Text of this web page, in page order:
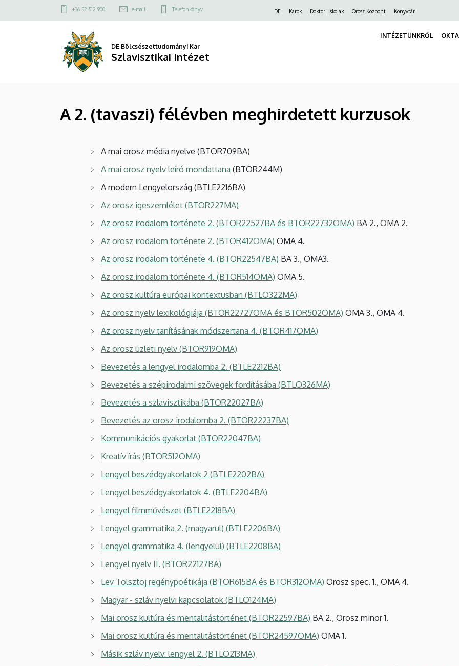
(tavaszi)
félévben
kurzusok
Szlavisztikai
a
Felső
menü
+36 52 512 900 e-mail Telefonkönyv
Felső
DE Karok Doktori iskolák Orosz Központ Könyvtár
DE Bölcsészettudományi Kar
Szlavisztikai Intézet
INTÉZETÜNKRŐL
A 2. (tavaszi) félévben meghirdetett kurzusok
A mai orosz média nyelve (BTOR709BA)
A mai orosz nyelv leíró mondattana (BTOR244M)
A modern Lengyelország (BTLE2216BA)
Az orosz igeszemlélet (BTOR227MA)
Az orosz irodalom története 2. (BTOR22527BA és BTOR22732OMA) BA 2., OMA 2.
Az orosz irodalom története 2. (BTOR412OMA) OMA 4.
Az orosz irodalom története 4. (BTOR22547BA) BA 3., OMA3.
Az orosz irodalom története 4. (BTOR514OMA) OMA 5.
Az orosz kultúra európai kontextusban (BTLO322MA)
Az orosz nyelv lexikológiája (BTOR22727OMA és BTOR502OMA) OMA 3., OMA 4.
Az orosz nyelv tanításának módszertana 4. (BTOR417OMA)
Az orosz üzleti nyelv (BTOR919OMA)
Bevezetés a lengyel irodalomba 2. (BTLE2212BA)
Bevezetés a szépirodalmi szövegek fordításába (BTLO326MA)
Bevezetés a szlavisztikába (BTOR22027BA)
Bevezetés az orosz irodalomba 2. (BTOR22237BA)
Kommunikációs gyakorlat (BTOR22047BA)
Kreatív írás (BTOR512OMA)
Lengyel beszédgyakorlatok 2 (BTLE2202BA)
Lengyel beszédgyakorlatok 4. (BTLE2204BA)
Lengyel filmművészet (BTLE2218BA)
Lengyel grammatika 2. (magyarul) (BTLE2206BA)
Lengyel grammatika 4. (lengyelül) (BTLE2208BA)
Lengyel nyelv II. (BTOR22127BA)
Lev Tolsztoj regénypoétikája (BTOR615BA és BTOR312OMA) Orosz spec. 1., OMA 4.
Magyar - szláv nyelvi kapcsolatok (BTLO124MA)
Mai orosz kultúra és mentalitástörténet (BTOR22597BA) BA 2., Orosz minor 1.
Mai orosz kultúra és mentalitástörténet (BTOR24597OMA) OMA 1.
Másik szláv nyelv: lengyel 2. (BTLO213MA)